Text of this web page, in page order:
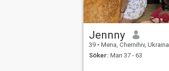
Jennny
39 • Mena, Chernihiv, Ukraina
Söker: Man 37 - 63